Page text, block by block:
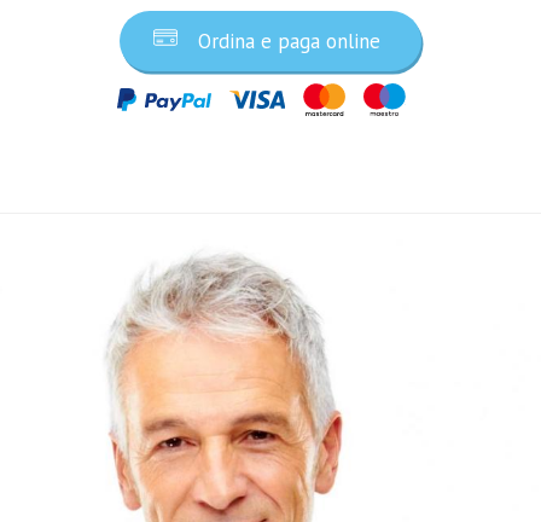
Ordina e paga online